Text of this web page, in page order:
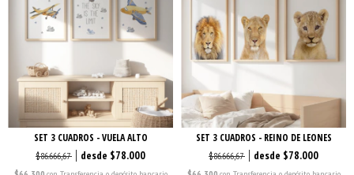
SET 3 CUADROS - VUELA ALTO
$86.666,67 $78.000
SET 3 CUADROS - REINO DE LEONES
$86.666,67 $78.000